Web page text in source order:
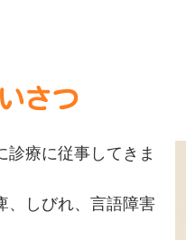
さつ
診療に従事してきま
、しびれ、言語障害